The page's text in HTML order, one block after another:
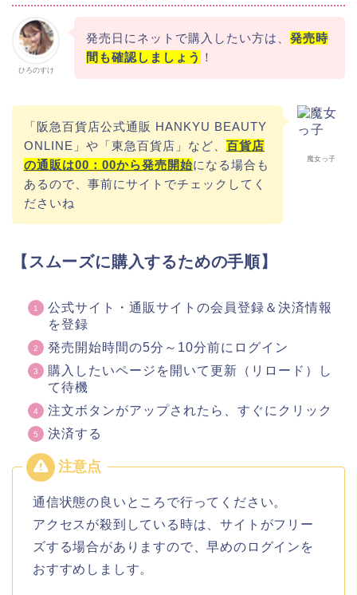
ひろのすけ
発売日にネットで購入したい方は、 発売時
間も確認しましょう ！
魔女っ子
「阪急百貨店公式通販 HANKYU BEAUTY
ONLINE」や「東急百貨店」など、 百貨店
の通販は00：00から発売開始になる場合も
あるので、事前にサイトでチェックしてく
ださいね
【スムーズに購入するための手順】
公式サイト・通販サイトの会員登録＆決済情報
を登録
発売開始時間の5分～10分前にログイン
購入したいページを開いて更新（リロード）し
て待機
注文ボタンがアップされたら、すぐにクリック
決済する
通信状態の良いところで行ってください。
アクセスが殺到している時は、サイトがフリー
ズする場合がありますので、早めのログインを
おすすめしましす。